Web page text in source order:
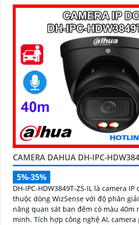
năng phát hiện chính xác người và
hiệu quả giám sát an ninh hỗ trợ PoE
CAMERA DAHUA DH-IPC-
5%-35%
DH-IPC-HDW3849T-ZS-IL là camera
thuộc dòng WizSense với độ phân
năng quan sát ban đêm có màu 40m
minh. Tích hợp công nghệ AI, camera phát hiện chính xác